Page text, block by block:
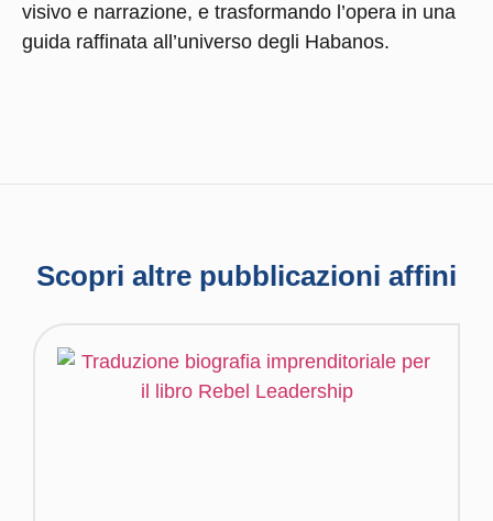
visivo e narrazione, e trasformando l’opera in una
guida raffinata all’universo degli Habanos.
Scopri altre pubblicazioni affini